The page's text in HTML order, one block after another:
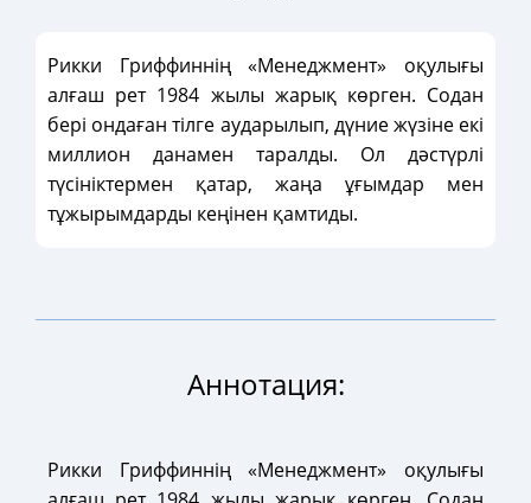
Рикки Гриффиннің «Менеджмент» оқулығы
алғаш рет 1984 жылы жарық көрген. Содан
бері ондаған тілге аударылып, дүние жүзіне екі
миллион данамен таралды. Ол дәстүрлі
түсініктермен қатар, жаңа ұғымдар мен
тұжырымдарды кеңінен қамтиды.
Аннотация:
Рикки Гриффиннің «Менеджмент» оқулығы